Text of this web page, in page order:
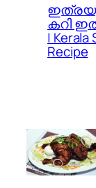
കറി
| Kerala
Recipe